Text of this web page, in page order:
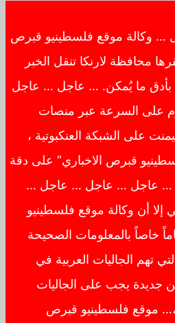
وكالة موقع فلسطينيو قبرص
محافظة لارنكا تنقل الخبر
بأدق ما يُمكن. … عاجل … عاجل
على السرعة عبر منصات
على الشبكة العنكبوتية ،
قبرص الاخباري” على دقة
… عاجل … عاجل … عاجل …
إلا أن وكالة موقع فلسطينيو
خاصاً بالمعلومات الصحيحة
تهم الجاليات العربية في
جديدة يجب على الجاليات
،… موقع فلسطينيو قبرص